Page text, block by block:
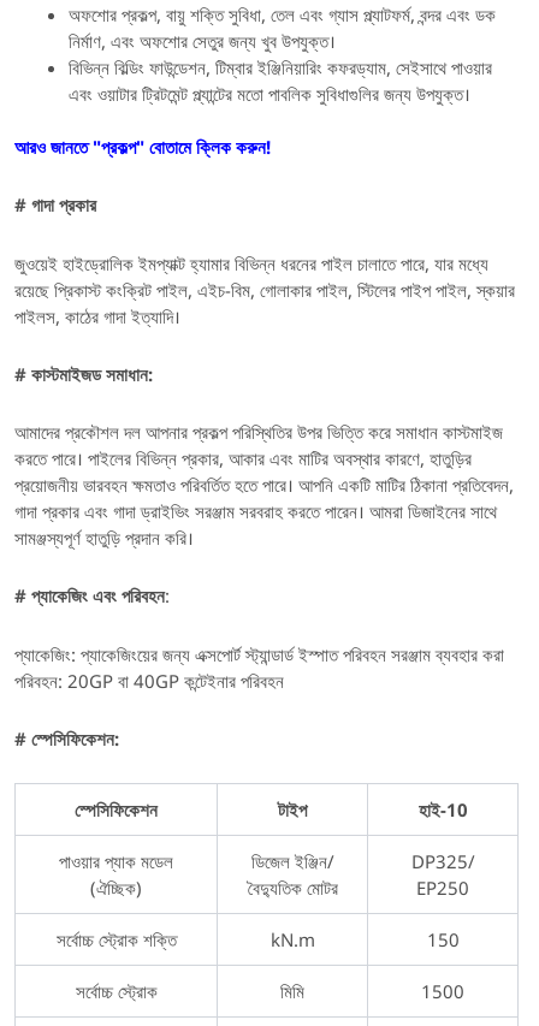
অফশোর প্রকল্প, বায়ু শক্তি সুবিধা, তেল এবং গ্যাস প্ল্যাটফর্ম, বন্দর এবং ডক
নির্মাণ, এবং অফশোর সেতুর জন্য খুব উপযুক্ত।
বিভিন্ন বিল্ডিং ফাউন্ডেশন, টিম্বার ইঞ্জিনিয়ারিং কফরড্যাম, সেইসাথে পাওয়ার
এবং ওয়াটার ট্রিটমেন্ট প্ল্যান্টের মতো পাবলিক সুবিধাগুলির জন্য উপযুক্ত।
আরও জানতে "প্রকল্প" বোতামে ক্লিক করুন!
# গাদা প্রকার
জুওয়েই হাইড্রোলিক ইমপ্যাক্ট হ্যামার বিভিন্ন ধরনের পাইল চালাতে পারে, যার মধ্যে
রয়েছে প্রিকাস্ট কংক্রিট পাইল, এইচ-বিম, গোলাকার পাইল, স্টিলের পাইপ পাইল, স্কয়ার
পাইলস, কাঠের গাদা ইত্যাদি।
# কাস্টমাইজড সমাধান:
আমাদের প্রকৌশল দল আপনার প্রকল্প পরিস্থিতির উপর ভিত্তি করে সমাধান কাস্টমাইজ
করতে পারে। পাইলের বিভিন্ন প্রকার, আকার এবং মাটির অবস্থার কারণে, হাতুড়ির
প্রয়োজনীয় ভারবহন ক্ষমতাও পরিবর্তিত হতে পারে। আপনি একটি মাটির ঠিকানা প্রতিবেদন,
গাদা প্রকার এবং গাদা ড্রাইভিং সরঞ্জাম সরবরাহ করতে পারেন। আমরা ডিজাইনের সাথে
সামঞ্জস্যপূর্ণ হাতুড়ি প্রদান করি।
# প্যাকেজিং এবং পরিবহন:
প্যাকেজিং: প্যাকেজিংয়ের জন্য এক্সপোর্ট স্ট্যান্ডার্ড ইস্পাত পরিবহন সরঞ্জাম ব্যবহার করা
পরিবহন: 20GP বা 40GP কন্টেইনার পরিবহন
# স্পেসিফিকেশন:
স্পেসিফিকেশন টাইপ হাই-10
পাওয়ার প্যাক মডেল
(ঐচ্ছিক)
ডিজেল ইঞ্জিন/
বৈদ্যুতিক মোটর
DP325/
EP250
সর্বোচ্চ স্ট্রোক শক্তি kN.m 150
সর্বোচ্চ স্ট্রোক মিমি 1500